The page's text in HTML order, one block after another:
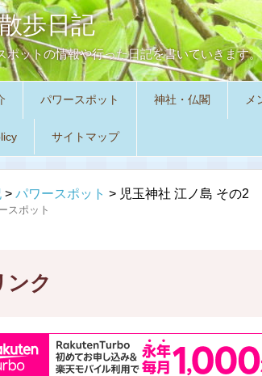
歩日記
ポットの情報や行った日記を書いていきます
パワースポット 神社・仏閣 メ
サイトマップ
> パワースポット > 児玉神社 江ノ島 その2
スポット
ンク